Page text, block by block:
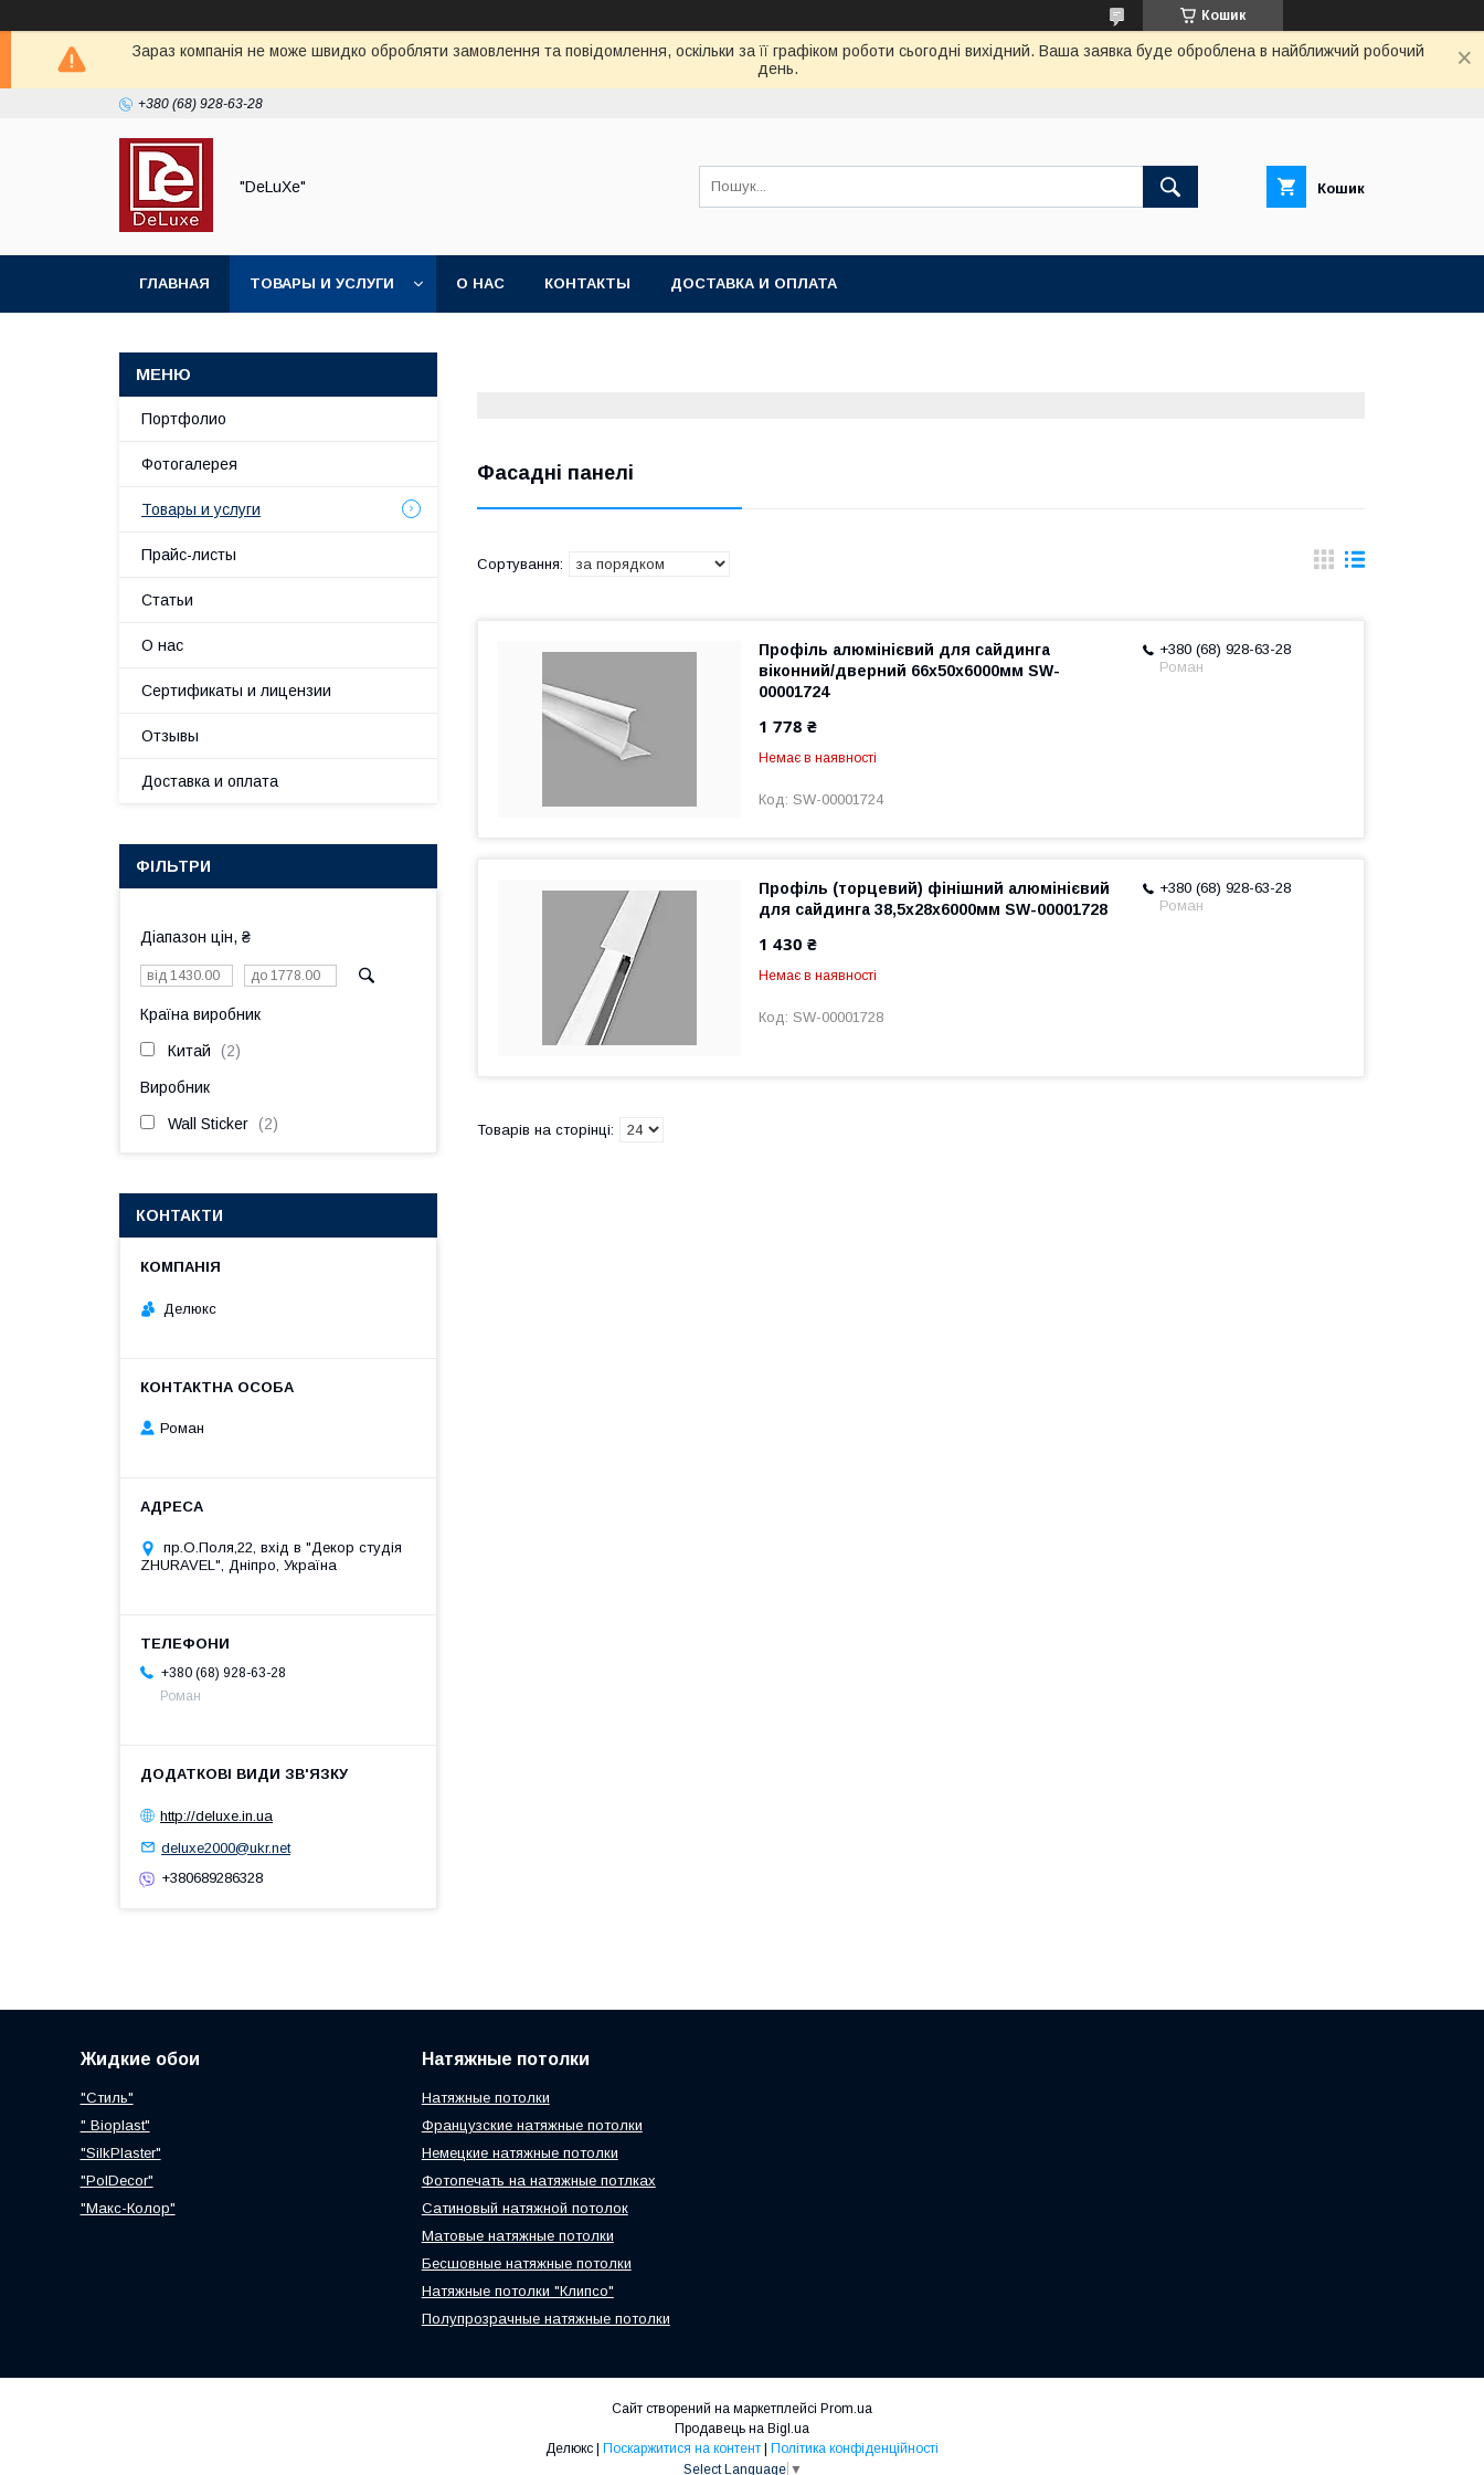
Кошик
Зараз компанія не може швидко обробляти замовлення та повідомлення, оскільки за її графіком роботи сьогодні вихідний. Ваша заявка буде оброблена в найближчий робочий
день.
+380 (68) 928-63-28
"DeLuХe" Кошик
ГЛАВНАЯ ТОВАРЫ И УСЛУГИ О НАС КОНТАКТЫ ДОСТАВКА И ОПЛАТА
Фасадні панелі
+380 (68) 928-63-28
Роман
Профіль алюмінієвий для сайдинга
віконний/дверний 66х50х6000мм SW-
00001724
1 778 ₴
Немає в наявності
SW-00001724
+380 (68) 928-63-28
Роман
Профіль (торцевий) фінішний алюмінієвий
для сайдинга 38,5х28х6000мм SW-00001728
1 430 ₴
Немає в наявності
SW-00001728
Портфолио
Фотогалерея
Товары и услуги
Прайс-листы
Статьи
О нас
Сертификаты и лицензии
Отзывы
Доставка и оплата
ФІЛЬТРИ
Діапазон цін, ₴
Країна виробник
Китай 2
Виробник
Wall Sticker 2
КОНТАКТИ
Делюкс
Роман
пр.О.Поля,22, вхід в "Декор студія
ZHURAVEL", Дніпро, Україна
+380 (68) 928-63-28
Роман
http://deluxe.in.ua
deluxe2000@ukr.net
+380689286328
Жидкие обои
"Стиль"
" Bioplast"
"SilkPlaster"
"PolDecor"
"Макс-Колор"
Натяжные потолки
Натяжные потолки
Французские натяжные потолки
Немецкие натяжные потолки
Фотопечать на натяжные потлках
Сатиновый натяжной потолок
Матовые натяжные потолки
Бесшовные натяжные потолки
Натяжные потолки "Клипсо"
Полупрозрачные натяжные потолки
Сайт створений на маркетплейсі Prom.ua
Продавець на Bigl.ua
Делюкс | Поскаржитися на контент | Політика конфіденційності
Select Language ▼